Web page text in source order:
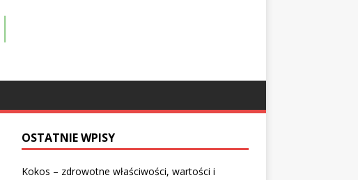
OSTATNIE WPISY
Kokos – zdrowotne właściwości, wartości i